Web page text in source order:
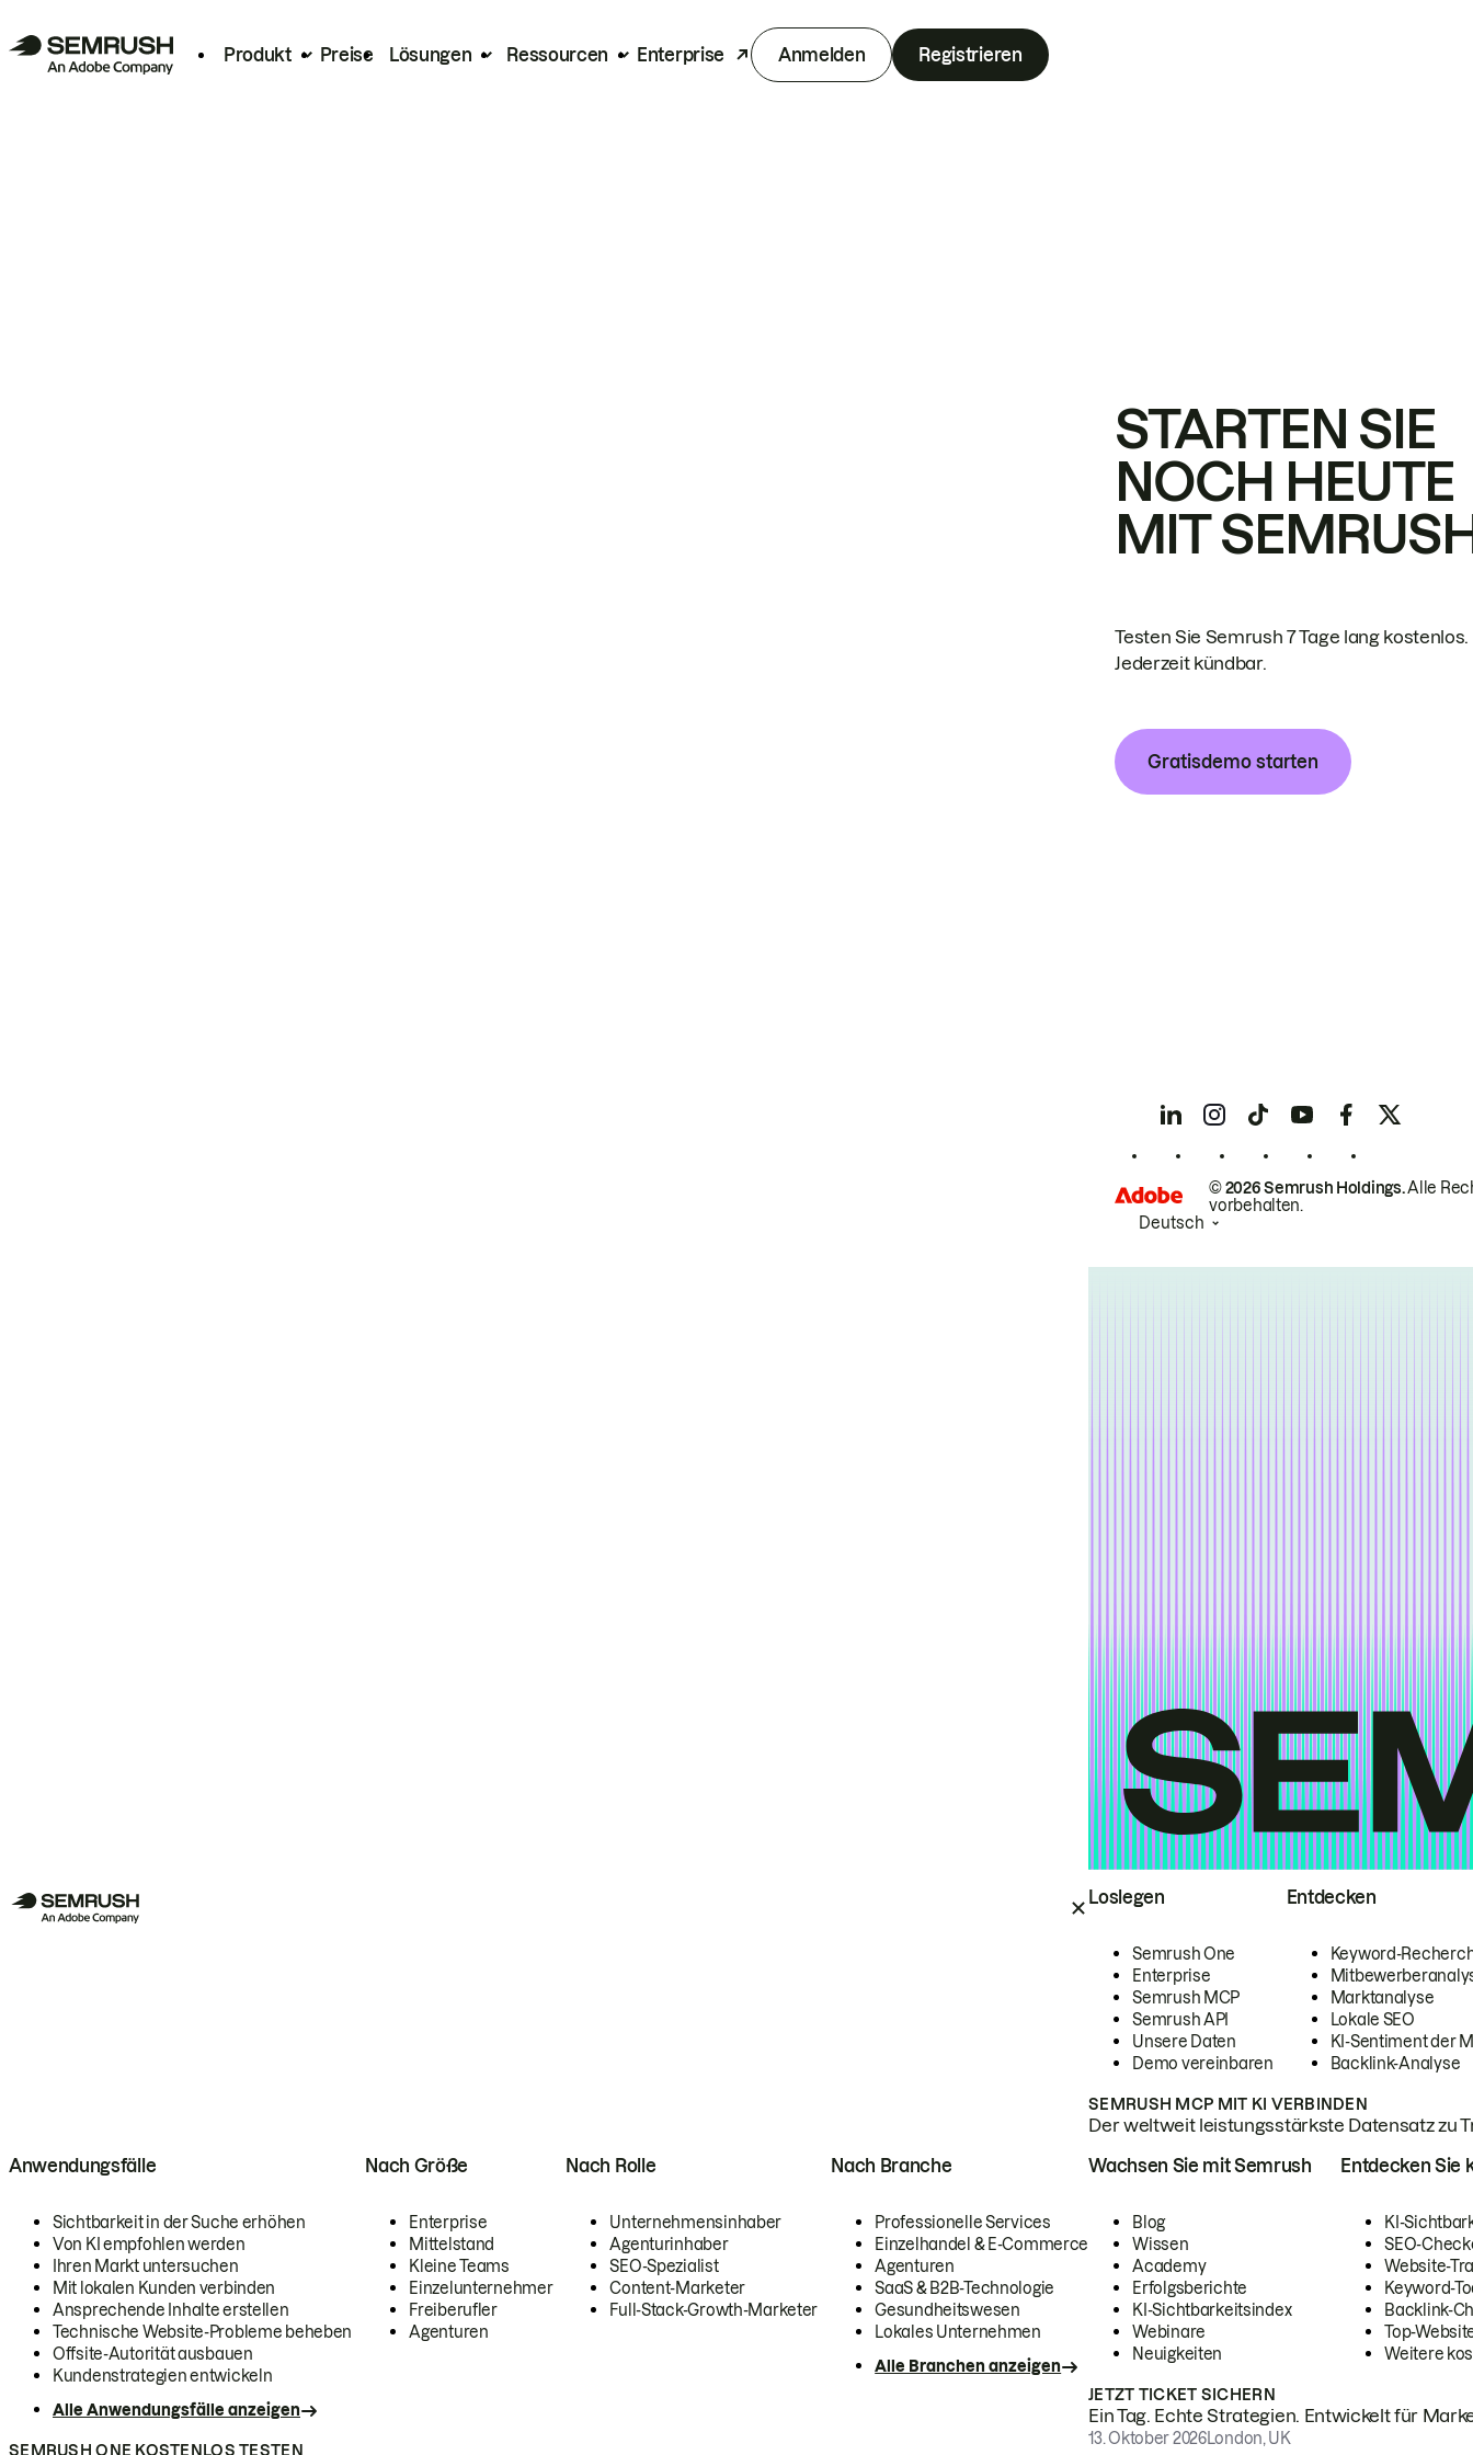
Produkt Preise Lösungen Ressourcen Enterprise Anmelden Registrieren
Loslegen
Semrush One
Enterprise
Semrush MCP
Semrush API
Unsere Daten
Demo vereinbaren
Entdecken
Keyword-
Marktanalyse
Lokale SEO
KI-Sentiment der
Backlink-Analyse
SEMRUSH MCP MIT KI VERBINDEN
Der weltweit leistungsstärkste Datensatz zu
Anwendungsfälle
Sichtbarkeit in der Suche erhöhen
Von KI empfohlen werden
Ihren Markt untersuchen
Mit lokalen Kunden verbinden
Ansprechende Inhalte erstellen
Technische Website-Probleme beheben
Offsite-Autorität ausbauen
Kundenstrategien entwickeln
Alle Anwendungsfälle anzeigen
Nach Größe
Enterprise
Mittelstand
Kleine Teams
Einzelunternehmer
Freiberufler
Agenturen
Nach Rolle
Unternehmensinhaber
Agenturinhaber
SEO-Spezialist
Content-Marketer
Full-Stack-Growth-Marketer
Nach Branche
Professionelle Services
Einzelhandel & E-Commerce
Agenturen
SaaS & B2B-Technologie
Gesundheitswesen
Lokales Unternehmen
Alle Branchen anzeigen
SEMRUSH ONE KOSTENLOS TESTEN
Wachsen Sie mit Semrush
Blog
Wissen
Academy
Erfolgsberichte
KI-Sichtbarkeitsindex
Webinare
Neuigkeiten
Entdecken Sie
KI-
SEO-
Website-
Keyword-
Backlink-
Top-
Weitere
JETZT TICKET SICHERN
Ein Tag. Echte Strategien. Entwickelt für
13. Oktober 2026London, UK
STARTEN SIE
NOCH HEUTE
MIT
Testen Sie Semrush 7 Tage lang kostenlos.
Jederzeit kündbar.
Gratisdemo starten
© 2026 Semrush Holdings.Alle
vorbehalten.
Deutsch